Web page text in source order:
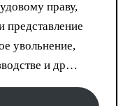
праву,
представление
увольнение,
и др…